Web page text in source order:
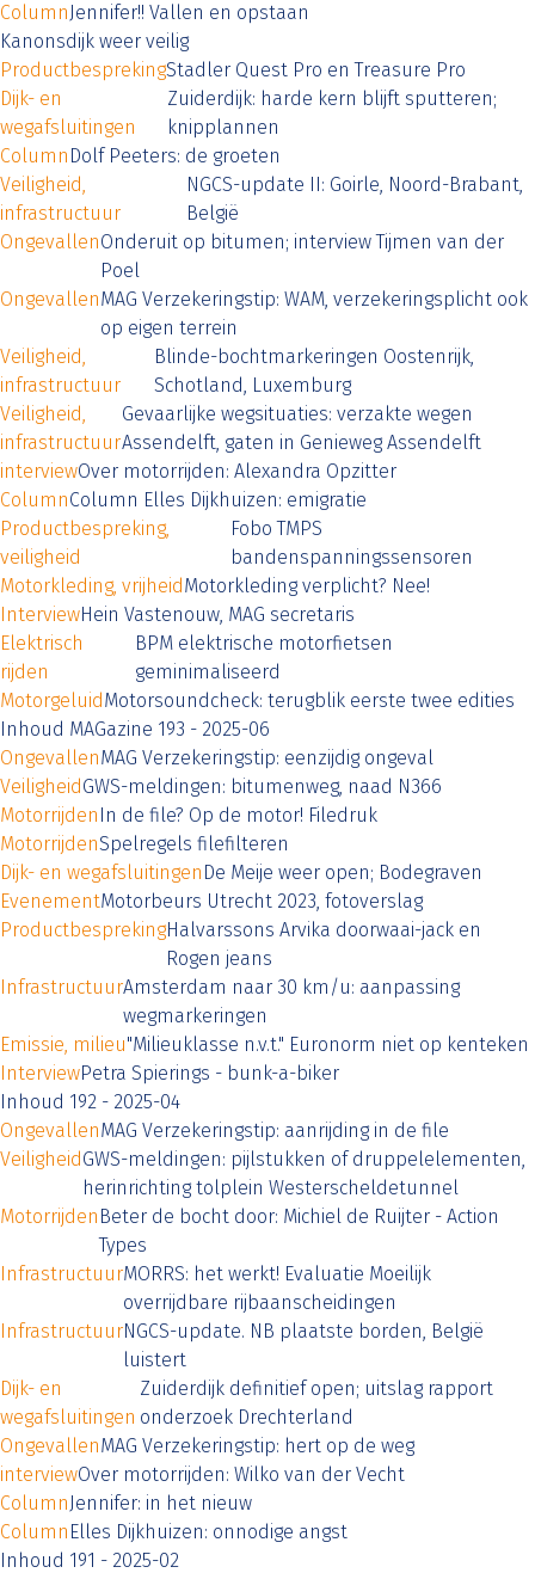
ColumnJennifer!! Vallen en opstaan
Kanonsdijk weer veilig
ProductbesprekingStadler Quest Pro en Treasure Pro
Dijk- en
wegafsluitingen
Zuiderdijk: harde kern blijft sputteren;
knipplannen
Column Dolf Peeters: de groeten
Veiligheid,
infrastructuur
NGCS-update II: Goirle, Noord-Brabant,
België
OngevallenOnderuit op bitumen; interview Tijmen van der
Poel
OngevallenMAG Verzekeringstip: WAM, verzekeringsplicht ook
op eigen terrein
Veiligheid,
infrastructuur
Blinde-bochtmarkeringen Oostenrijk,
Schotland, Luxemburg
Veiligheid,
infrastructuur
Gevaarlijke wegsituaties: verzakte wegen
Assendelft, gaten in Genieweg Assendelft
interviewOver motorrijden: Alexandra Opzitter
ColumnColumn Elles Dijkhuizen: emigratie
Productbespreking,
veiligheid
Fobo TMPS
bandenspanningssensoren
Motorkleding, vrijheidMotorkleding verplicht? Nee!
InterviewHein Vastenouw, MAG secretaris
Elektrisch
rijden
BPM elektrische motorfietsen
geminimaliseerd
MotorgeluidMotorsoundcheck: terugblik eerste twee edities
Inhoud MAGazine 193 - 2025-06
OngevallenMAG Verzekeringstip: eenzijdig ongeval
VeiligheidGWS-meldingen: bitumenweg, naad N366
Motorrijden In de file? Op de motor! Filedruk
MotorrijdenSpelregels filefilteren
Dijk- en wegafsluitingen De Meije weer open; Bodegraven
EvenementMotorbeurs Utrecht 2023, fotoverslag
ProductbesprekingHalvarssons Arvika doorwaai-jack en
Rogen jeans
InfrastructuurAmsterdam naar 30 km/u: aanpassing
wegmarkeringen
Emissie, milieu"Milieuklasse n.v.t." Euronorm niet op kenteken
InterviewPetra Spierings - bunk-a-biker
Inhoud 192 - 2025-04
OngevallenMAG Verzekeringstip: aanrijding in de file
VeiligheidGWS-meldingen: pijlstukken of druppelelementen,
herinrichting tolplein Westerscheldetunnel
Motorrijden Beter de bocht door: Michiel de Ruijter - Action
Types
InfrastructuurMORRS: het werkt! Evaluatie Moeilijk
overrijdbare rijbaanscheidingen
InfrastructuurNGCS-update. NB plaatste borden, België
luistert
Dijk- en
wegafsluitingen
Zuiderdijk definitief open; uitslag rapport
onderzoek Drechterland
OngevallenMAG Verzekeringstip: hert op de weg
interviewOver motorrijden: Wilko van der Vecht
ColumnJennifer: in het nieuw
Column Elles Dijkhuizen: onnodige angst
Inhoud 191 - 2025-02